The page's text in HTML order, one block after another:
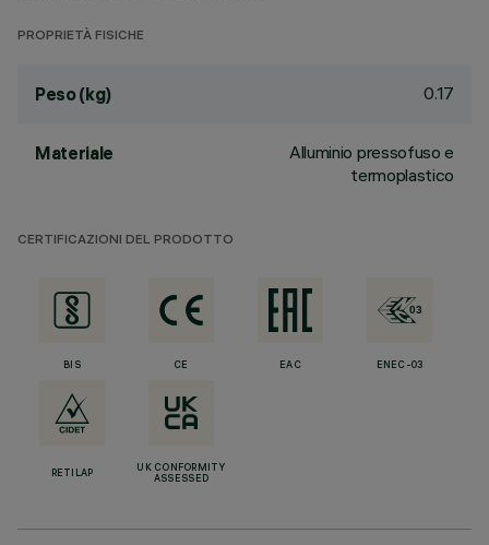
PROPRIETÀ FISICHE
Peso (kg) 0.17
Materiale
Alluminio pressofuso e
termoplastico
CERTIFICAZIONI DEL PRODOTTO
BIS CE EAC ENEC-03
RETILAP
UK CONFORMITY
ASSESSED